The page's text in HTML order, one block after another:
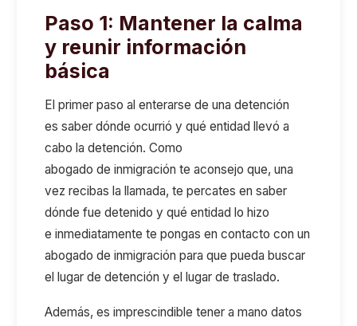
Paso 1: Mantener la calma
y reunir información
básica
El primer paso al enterarse de una detención
es saber dónde ocurrió y qué entidad llevó a
cabo la detención. Como
abogado de inmigración te aconsejo que, una
vez recibas la llamada, te percates en saber
dónde fue detenido y qué entidad lo hizo
e inmediatamente te pongas en contacto con un
abogado de inmigración para que pueda buscar
el lugar de detención y el lugar de traslado.
Además, es imprescindible tener a mano datos